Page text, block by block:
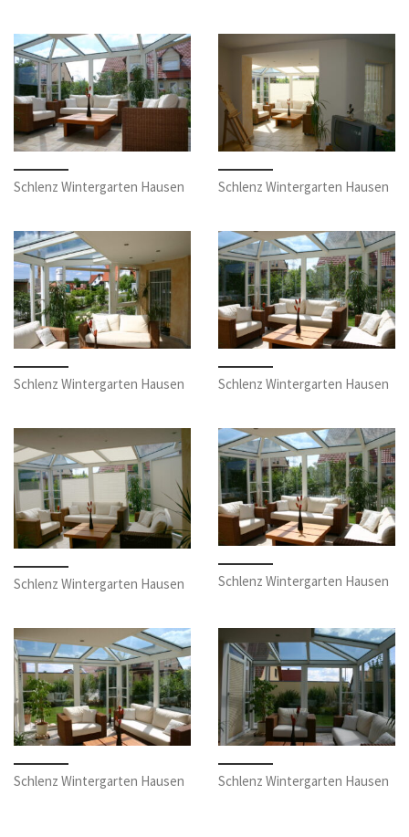
Schlenz Wintergarten Hausen Schlenz Wintergarten Hausen
Schlenz Wintergarten Hausen Schlenz Wintergarten Hausen
Schlenz Wintergarten Hausen Schlenz Wintergarten Hausen
Schlenz Wintergarten Hausen Schlenz Wintergarten Hausen